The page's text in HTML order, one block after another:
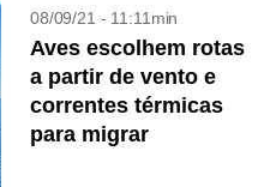
08/09/21 - 11:11min
Aves escolhem rotas
a partir de vento e
correntes térmicas
para migrar